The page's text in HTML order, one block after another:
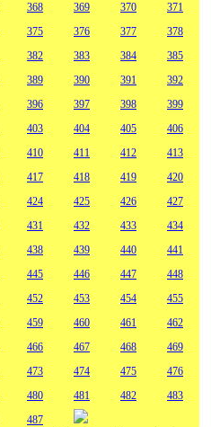
368 369 370
371
375 376 377
378
382 383 384
385
389 390 391
392
396 397 398
399
403 404 405
406
410 411 412
413
417 418 419
420
424 425 426
427
431 432 433
434
438 439 440
441
445 446 447
448
452 453 454
455
459 460 461
462
466 467 468
469
473 474 475
476
480 481 482
483
487